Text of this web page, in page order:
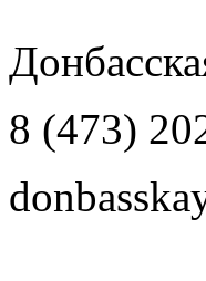
8 (473)